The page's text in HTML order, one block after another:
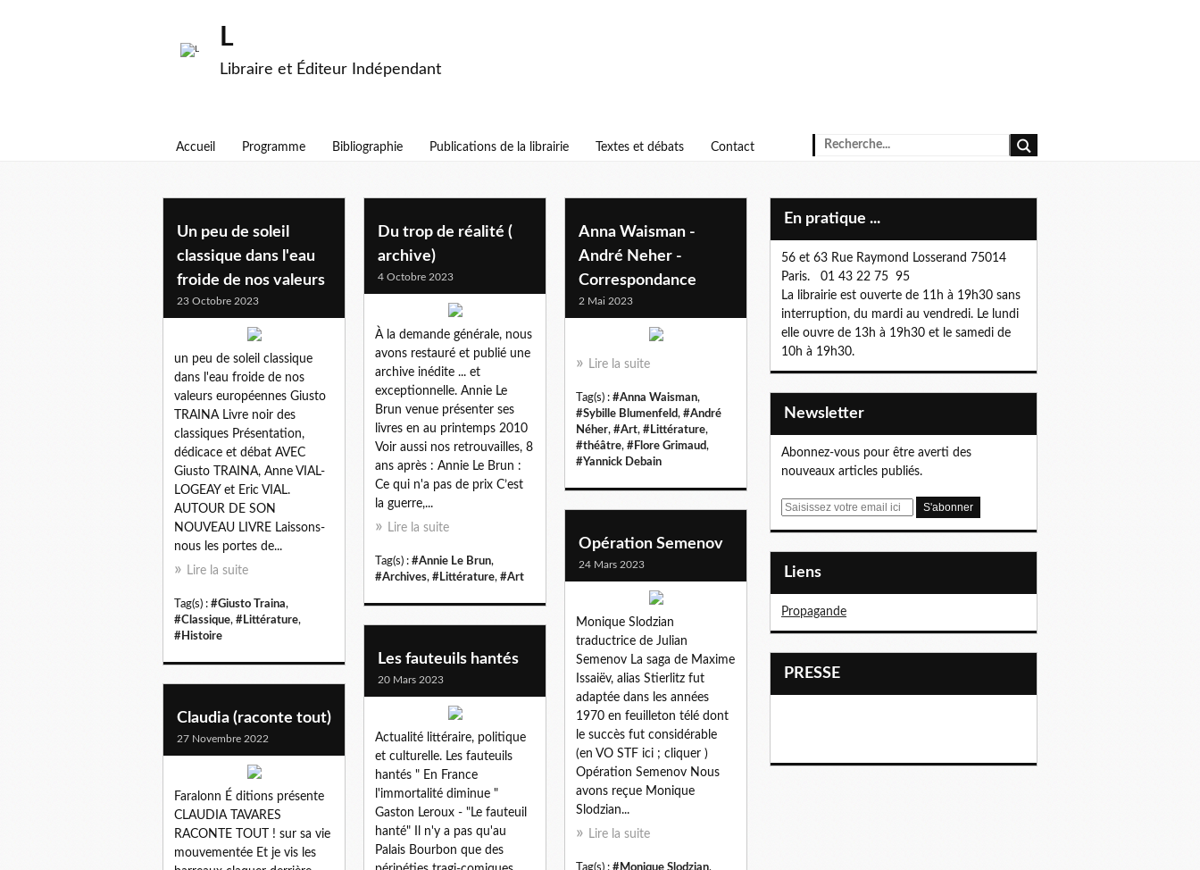
L
Libraire et Éditeur Indépendant
Accueil Programme Bibliographie Publications de la librairie Textes et débats Contact
litterature
Un peu de soleil
classique dans l'eau
froide de nos valeurs
23 Octobre 2023
un peu de soleil classique
dans l'eau froide de nos
valeurs européennes Giusto
TRAINA Livre noir des
classiques Présentation,
dédicace et débat AVEC
Giusto TRAINA, Anne VIAL-
LOGEAY et Eric VIAL.
AUTOUR DE SON
NOUVEAU LIVRE Laissons-
nous les portes de...
Lire la suite
Tag(s) : #Giusto Traina,
#Classique, #Littérature,
#Histoire
Du trop de réalité (
archive)
4 Octobre 2023
À la demande générale, nous
avons restauré et publié une
archive inédite ... et
exceptionnelle. Annie Le
Brun venue présenter ses
livres en au printemps 2010
Voir aussi nos retrouvailles, 8
ans après : Annie Le Brun :
Ce qui n'a pas de prix C’est
la guerre,...
Lire la suite
Tag(s) : #Annie Le Brun,
#Archives, #Littérature, #Art
Anna Waisman -
André Neher -
Correspondance
2 Mai 2023
Lire la suite
Tag(s) : #Anna Waisman,
#Sybille Blumenfeld, #André
Néher, #Art, #Littérature,
#théâtre, #Flore Grimaud,
#Yannick Debain
Opération Semenov
24 Mars 2023
Monique Slodzian
traductrice de Julian
Semenov La saga de Maxime
Issaiëv, alias Stierlitz fut
adaptée dans les années
1970 en feuilleton télé dont
le succès fut considérable
(en VO STF ici ; cliquer )
Opération Semenov Nous
avons reçue Monique
Slodzian...
Lire la suite
Tag(s) : #Monique Slodzian,
Les fauteuils hantés
20 Mars 2023
Actualité littéraire, politique
et culturelle. Les fauteuils
hantés " En France
l'immortalité diminue "
Gaston Leroux - "Le fauteuil
hanté" Il n'y a pas qu'au
Palais Bourbon que des
Claudia (raconte tout)
27 Novembre 2022
Faralonn É ditions présente
CLAUDIA TAVARES
RACONTE TOUT ! sur sa vie
mouvementée Et je vis les
En pratique ...
56 et 63 Rue Raymond Losserand 75014
Paris. 01 43 22 75 95
La librairie est ouverte de 11h à 19h30 sans
interruption, du mardi au vendredi. Le lundi
elle ouvre de 13h à 19h30 et le samedi de
10h à 19h30.
Newsletter
Abonnez-vous pour être averti des
nouveaux articles publiés.
E
Liens
Propagande
PRESSE